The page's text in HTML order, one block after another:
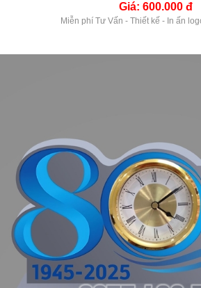
Giá: 600.000 đ
Miễn phí Tư Vấn - Thiết kế - In ấn